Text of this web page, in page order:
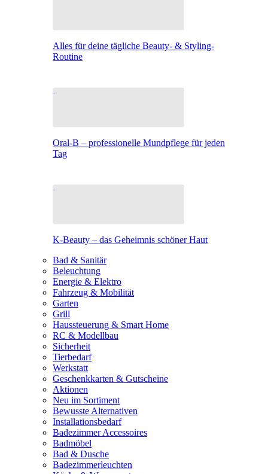
Alles für deine tägliche Beauty- & Styling-
Routine
Oral-B – professionelle Mundpflege für jeden
Tag
K-Beauty – das Geheimnis schöner Haut
Bad & Sanitär
Beleuchtung
Energie & Elektro
Fahrzeug & Mobilität
Garten
Grill
Haussteuerung & Smart Home
RC & Modellbau
Sicherheit
Tierbedarf
Werkstatt
Geschenkkarten & Gutscheine
Aktionen
Neu im Sortiment
Bewusste Alternativen
Installationsbedarf
Badezimmer Accessoires
Badmöbel
Bad & Dusche
Badezimmerleuchten